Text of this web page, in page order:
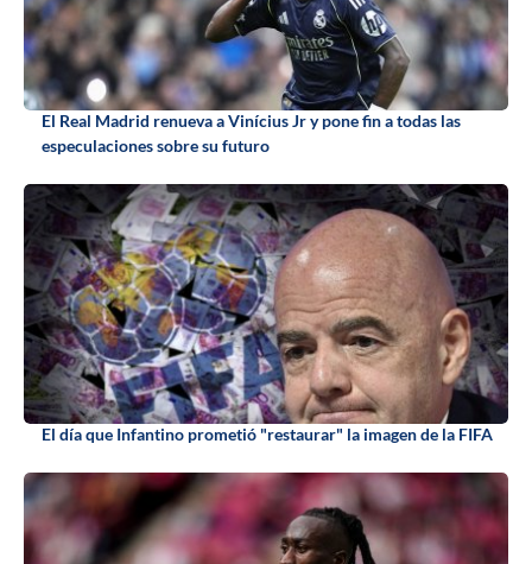
El Real Madrid renueva a Vinícius Jr y pone fin a todas las
especulaciones sobre su futuro
El día que Infantino prometió "restaurar" la imagen de la FIFA